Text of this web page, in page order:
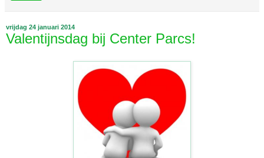
vrijdag 24 januari 2014
Valentijnsdag bij Center Parcs!